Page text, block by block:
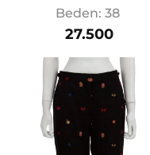
Beden: 38
27.500